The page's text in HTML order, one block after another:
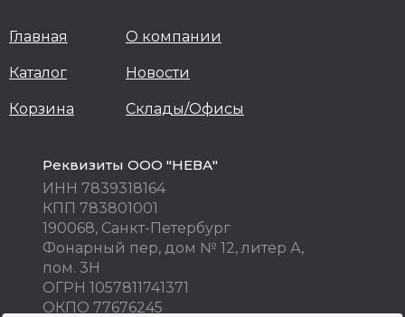
Главная
Каталог
Корзина
О компании
Новости
Склады/Офисы
Реквизиты ООО "НЕВА"
ИНН 7839318164
КПП 783801001
190068, Санкт-Петербург
Фонарный пер, дом № 12, литер А,
пом. 3Н
ОГРН 1057811741371
ОКПО 77676245